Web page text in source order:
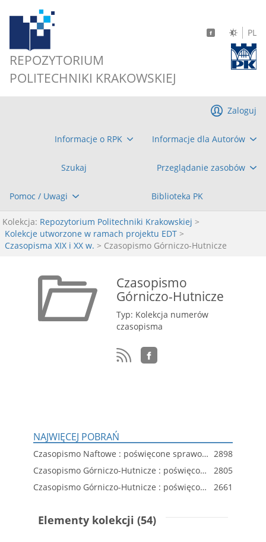
REPOZYTORIUM
POLITECHNIKI KRAKOWSKIEJ
PL
Informacje o RPK Informacje dla Autorów
Szukaj Przeglądanie zasobów
Pomoc / Uwagi Biblioteka PK
Zaloguj
Kolekcja: Repozytorium Politechniki Krakowskiej >
Kolekcje utworzone w ramach projektu EDT >
Czasopisma XIX i XX w. > Czasopismo Górniczo-Hutnicze
Czasopismo
Górniczo-Hutnicze
Typ: Kolekcja numerów
czasopisma
NAJWIĘCEJ POBRAŃ
Czasopismo Naftowe : poświęcone sprawom rodzimego przemysłu naftowego wychodzi 1-go i 15-go każdego miesiąca jako dodatek do Czasopisma Górniczo-Hutniczego, R. 1, z. 11 2898
Czasopismo Górniczo-Hutnicze : poświęcone sprawom rodzimego przemysłu górniczo-hutniczego i naftowego wychodzi 15-go każdego miesiąca : organ „Związku Górników i Hutników Polskich”, R. 5, z. 5
2805
Czasopismo Górniczo-Hutnicze : poświęcone sprawom rodzimego przemysłu górniczo-hutniczego wychodzi co miesiąc w Krakowie, R. 1, z. 2
2661
Elementy kolekcji (54)